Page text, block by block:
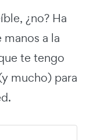
¿no? Ha
a la
te tengo
mucho) para